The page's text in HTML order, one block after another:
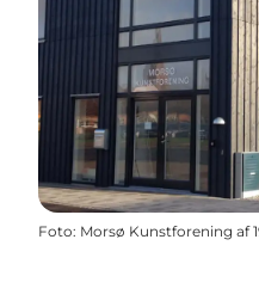
Foto: Morsø Kunstforening af